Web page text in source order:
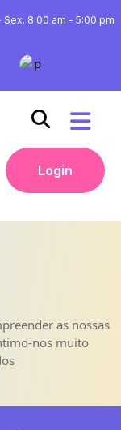
Sex. 8:00 am - 5:00 pm
Login
as nossas
nos muito